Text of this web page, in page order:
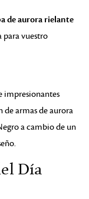
de aurora rielante
para vuestro
impresionantes
de armas de aurora
a cambio de un
Día